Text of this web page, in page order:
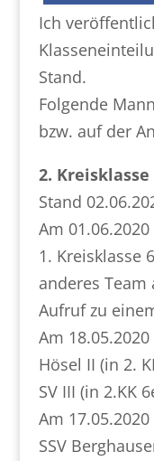
Ich
Stand.
Folgende
bzw. auf der
2. Kreisklasse
Stand
Am
1. Kreisklasse
anderes Team
Aufruf zu
Am
Hösel II (in 2.
SV III (in 2.KK
Am
SSV